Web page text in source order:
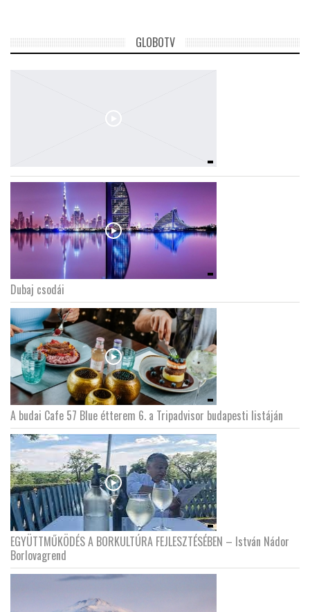
GLOBOTV
Dubaj csodái
A budai Cafe 57 Blue étterem 6. a Tripadvisor budapesti listáján
EGYÜTTMŰKÖDÉS A BORKULTÚRA FEJLESZTÉSÉBEN – István Nádor
Borlovagrend